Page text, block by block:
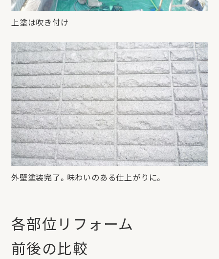
上塗は吹き付け
外壁塗装完了。味わいのある仕上がりに。
各部位リフォーム
前後の比較